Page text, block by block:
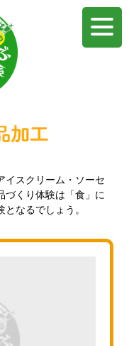
イスクリーム・ソーセ
づくり体験は「食」に
なるでしょう。